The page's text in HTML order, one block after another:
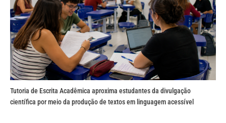
Tutoria de Escrita Acadêmica aproxima estudantes da divulgação
científica por meio da produção de textos em linguagem acessível